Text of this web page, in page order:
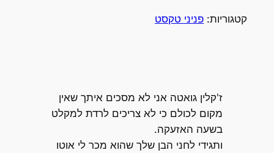
קטגוריות: פניני טקסט
ז'קלין גואטה אני לא מסכים איתך שאין
מקום לכולם כי לא צריכים לרדת למקלט
בשעה האזעקה.
ותגידי לחני הבן שלך שהוא מכר לי אוטו